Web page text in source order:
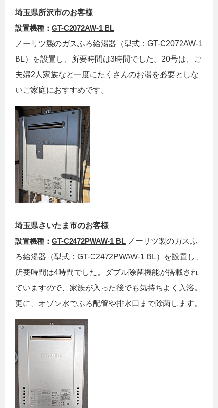
埼玉県所沢市のお客様
設置機種： GT-C2072AW-1 BL
ノーリツ製のガスふろ給湯器（型式：GT-C2072AW-1
BL）を設置し、所要時間は3時間でした。20号は、ご
夫婦2人家族など一度にたくさんのお湯を必要としな
いご家庭におすすめです。
埼玉県さいたま市のお客様
設置機種： GT-C2472PWAW-1 BL ノーリツ製のガスふ
ろ給湯器（型式：GT-C2472PWAW-1 BL）を設置し、
所要時間は4時間でした。ダブル除菌機能が搭載され
ていますので、家族が入った後でも気持ちよく入浴。
更に、オゾン水でふろ配管や排水口まで除菌します。